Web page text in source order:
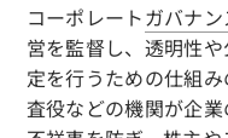
コーポレートガバナン
営を監督し、透明性
定を行うための仕組
査役などの機関が企